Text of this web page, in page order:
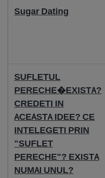
Sugar Dating
SUFLETUL
PERECHE�EXISTA?
CREDETI IN
ACEASTA IDEE? CE
INTELEGETI PRIN
"SUFLET
PERECHE"? EXISTA
NUMAI UNUL?